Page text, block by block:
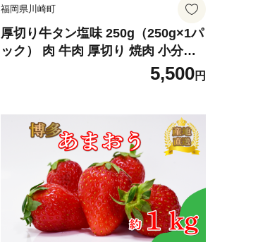
福岡県川崎町
厚切り牛タン塩味 250g（250g×1パ
ック） 肉 牛肉 厚切り 焼肉 小分け
個包装 味付け 味付き 人気 冷凍 焼
くだけ 簡単調理 牛タン にく お肉
ドア 訳あり おすすめ 冷凍牛タン 使
いやすい ぎゅうたん お取り寄せ 牛
たん 福岡県 川崎町
5,500円